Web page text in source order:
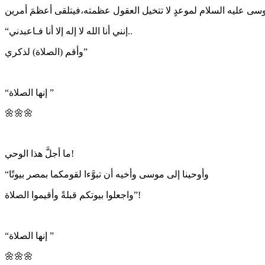
“إنني أنا الله لا إله إلا أنا فـاعبدني..
وأقم (الصلاة) لذكري”
“إنها الصلاة ”
🌼🌼🌼
ما أجلَّ هذا الوحي!
“وأوحينا إلى موسى وأخيه أن تبوَّءا لقومكما بمصر بيوتًا
واجعلوا بيوتكم قبلةً وأقيموا الصلاة”!
“إنها الصلاة ”
🌼🌼🌼